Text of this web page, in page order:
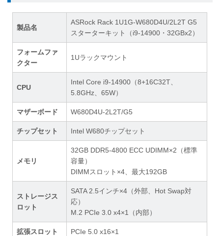
製品名
ASRock Rack 1U1G-W680D4U/2L2T G5
スターターキット（i9-14900・32GBx2）
フォームファ
クター
1Uラックマウント
CPU
Intel Core i9-14900（8+16C32T、
5.8GHz、65W）
マザーボード W680D4U-2L2T/G5
チップセット Intel W680チップセット
メモリ
32GB DDR5-4800 ECC UDIMM×2（標準
容量）
DIMMスロット×4、最大192GB
ストレージス
ロット
SATA 2.5インチ×4（外部、Hot Swap対
応）
M.2 PCIe 3.0 x4×1（内部）
拡張スロット PCIe 5.0 x16×1